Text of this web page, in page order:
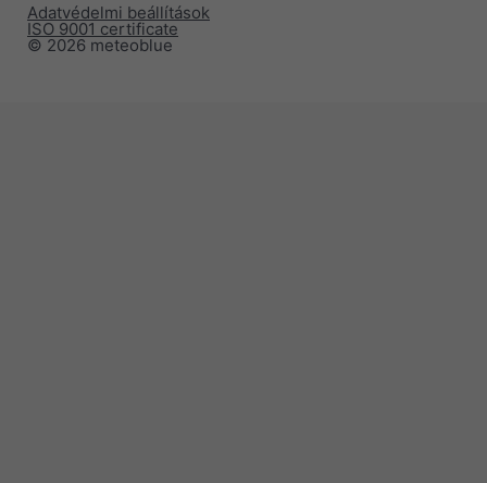
© 2026 meteoblue
ISO 9001 certificate
Adatvédelmi beállítások